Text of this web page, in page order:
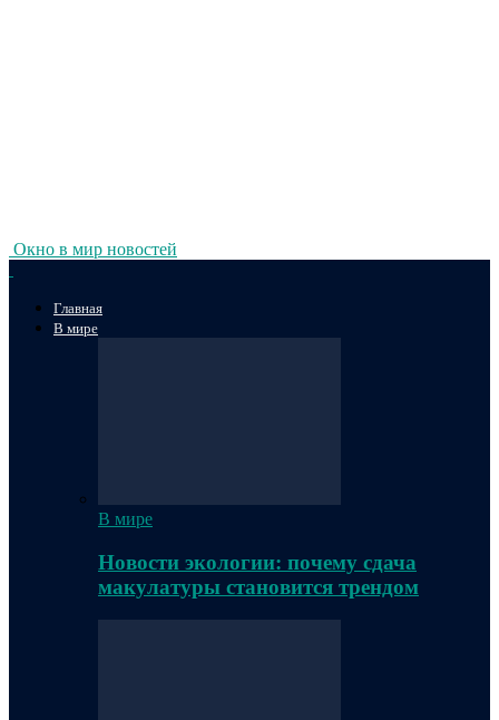
Окно в мир новостей
Главная
В мире
В мире
Новости экологии: почему сдача
макулатуры становится трендом